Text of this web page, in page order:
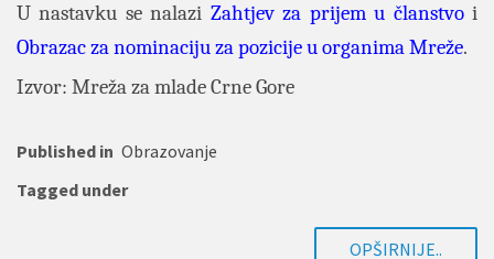
U nastavku se nalazi Zahtjev za prijem u članstvoi
Obrazac za nominaciju za pozicije u organima Mreže.
Izvor: Mreža za mlade Crne Gore
Published in Obrazovanje
Tagged under
OPŠIRNIJE..